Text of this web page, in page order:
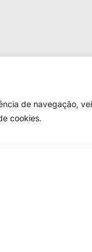
de navegação,
cookies.